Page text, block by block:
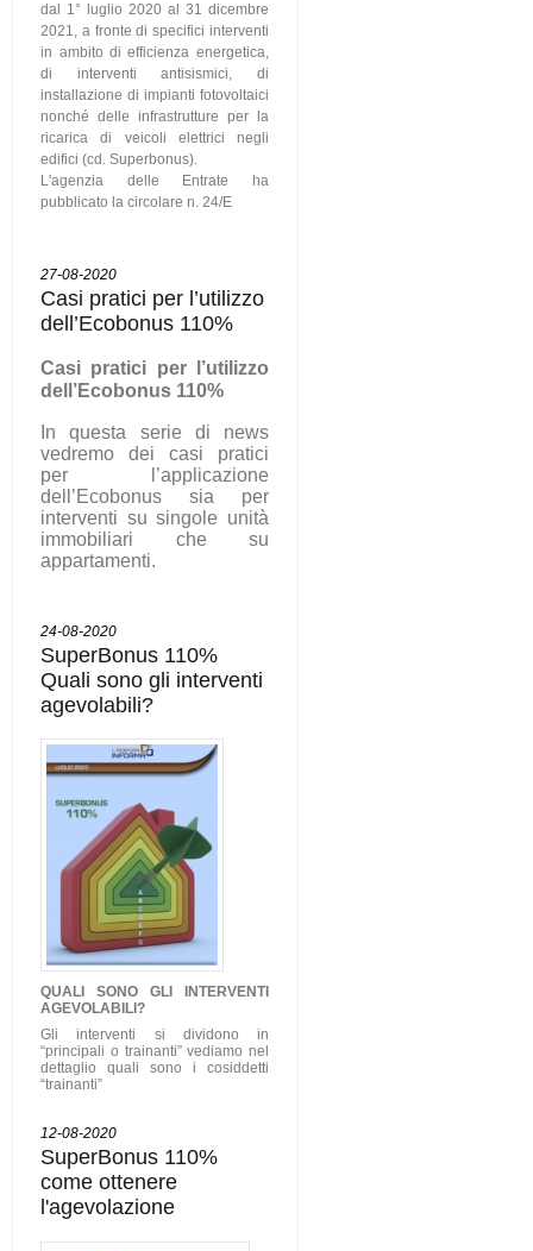
dal 1° luglio 2020 al 31 dicembre
2021, a fronte di specifici interventi
in ambito di efficienza energetica,
di interventi antisismici, di
installazione di impianti fotovoltaici
nonché delle infrastrutture per la
ricarica di veicoli elettrici negli
edifici (cd. Superbonus).
L'agenzia delle Entrate ha
pubblicato la circolare n. 24/E
27-08-2020
Casi pratici per l’utilizzo
dell’Ecobonus 110%
Casi pratici per l’utilizzo
dell’Ecobonus 110%
In questa serie di news
vedremo dei casi pratici
per l’applicazione
dell’Ecobonus sia per
interventi su singole unità
immobiliari che su
appartamenti.
24-08-2020
SuperBonus 110%
Quali sono gli interventi
agevolabili?
QUALI SONO GLI
INTERVENTI
AGEVOLABILI?
Gli interventi si dividono in
“principali o trainanti” vediamo nel
dettaglio quali sono i cosiddetti
“trainanti”
12-08-2020
SuperBonus 110%
come ottenere
l'agevolazione